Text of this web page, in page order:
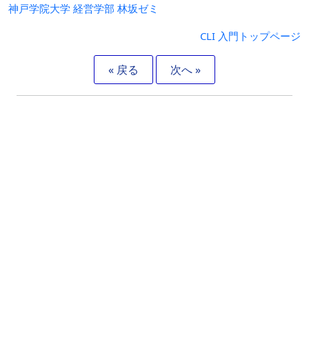
神戸学院大学 経営学部 林坂ゼミ
CLI 入門トップページ
« 戻る 次へ »